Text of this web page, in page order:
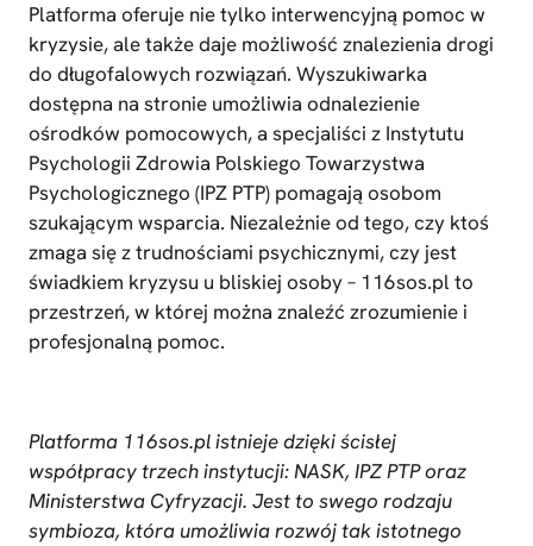
Platforma oferuje nie tylko interwencyjną pomoc w
kryzysie, ale także daje możliwość znalezienia drogi
do długofalowych rozwiązań. Wyszukiwarka
dostępna na stronie umożliwia odnalezienie
ośrodków pomocowych, a specjaliści z Instytutu
Psychologii Zdrowia Polskiego Towarzystwa
Psychologicznego (IPZ PTP) pomagają osobom
szukającym wsparcia. Niezależnie od tego, czy ktoś
zmaga się z trudnościami psychicznymi, czy jest
świadkiem kryzysu u bliskiej osoby – 116sos.pl to
przestrzeń, w której można znaleźć zrozumienie i
profesjonalną pomoc.
Platforma 116sos.pl istnieje dzięki ścisłej
współpracy trzech instytucji: NASK, IPZ PTP oraz
Ministerstwa Cyfryzacji. Jest to swego rodzaju
symbioza, która umożliwia rozwój tak istotnego